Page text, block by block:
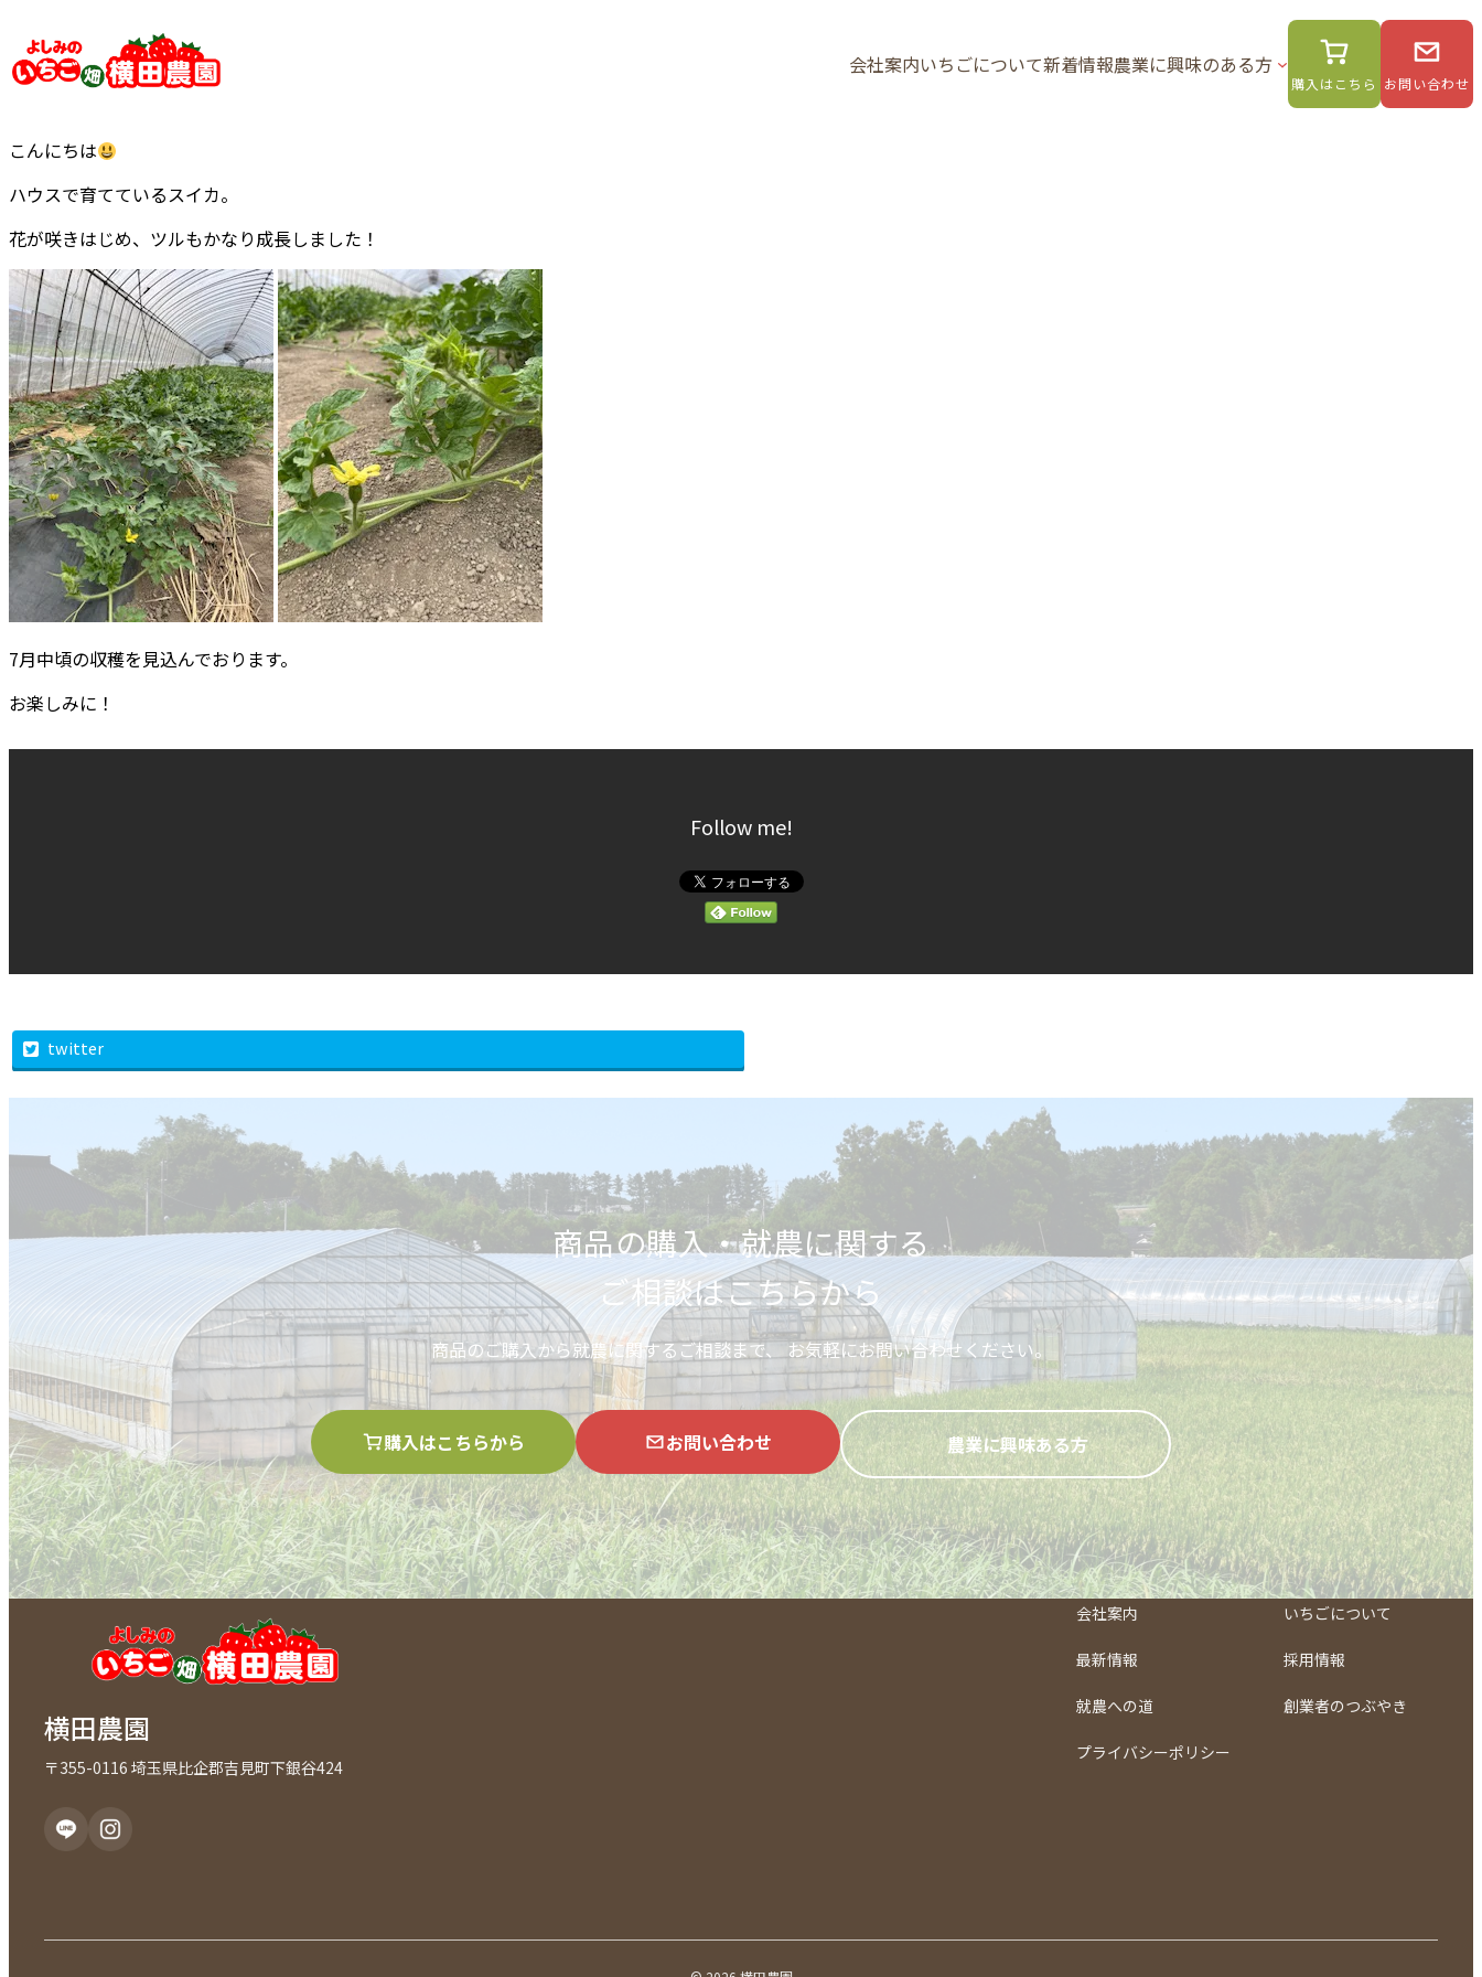
を
ッ
会社案内いちごについて新着情報農業に興味のある方
購入はこちら お問い合わせ
こんにちは
ハウスで育てているスイカ。
花が咲きはじめ、ツルもかなり成長しました！
7月中頃の収穫を見込んでおります。
お楽しみに！
Follow me!
twitter
商品の購入・就農に関する
ご相談はこちらから
商品のご購入から就農に関するご相談まで、お気軽にお問い合わせください。
購入はこちらから お問い合わせ 農業に興味ある方
横田農園
〒355-0116 埼玉県比企郡吉見町下銀谷424
会社案内 いちごについて
最新情報 採用情報
就農への道 創業者のつぶやき
プライバシーポリシー